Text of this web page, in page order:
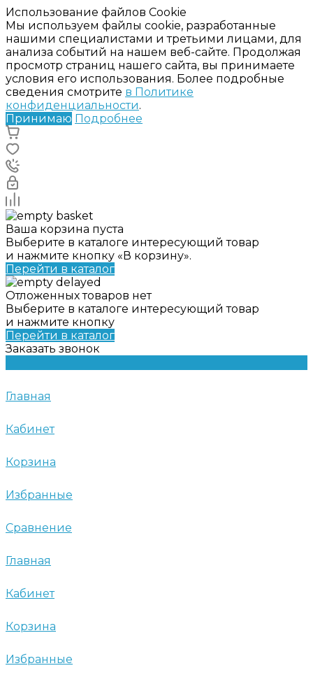
Использование файлов Cookie
Мы используем файлы cookie, разработанные
нашими специалистами и третьими лицами, для
анализа событий на нашем веб-сайте. Продолжая
просмотр страниц нашего сайта, вы принимаете
условия его использования. Более подробные
сведения смотрите в Политике
конфиденциальности.
Принимаю Подробнее
Ваша корзина пуста
Выберите в каталоге интересующий товар
и нажмите кнопку «В корзину».
Перейти в каталог
Отложенных товаров нет
Выберите в каталоге интересующий товар
и нажмите кнопку
Перейти в каталог
Заказать звонок
Главная
Кабинет
Корзина
Избранные
Сравнение
Главная
Кабинет
Корзина
Избранные